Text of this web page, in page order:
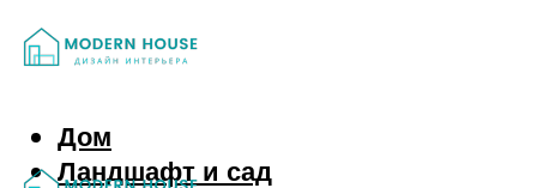
Дом
Ландшафт и сад